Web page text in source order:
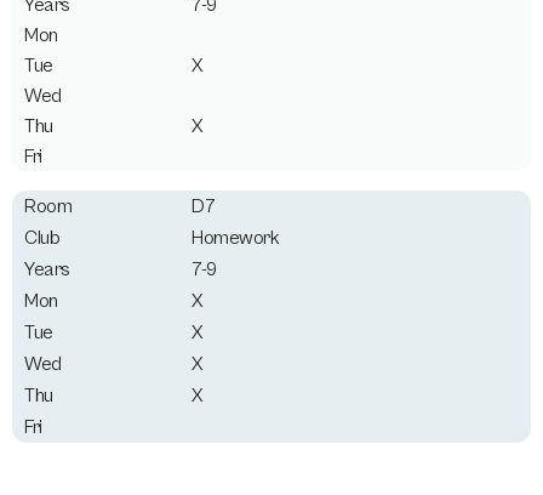
7-9
X
X
D7
Homework
7-9
X
X
X
X